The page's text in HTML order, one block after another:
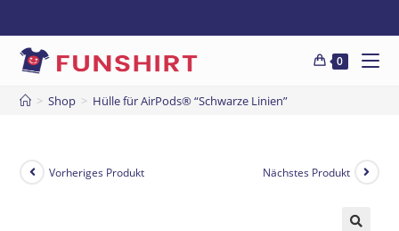
0
> Shop > Hülle für AirPods® “Schwarze Linien”
Vorheriges Produkt Nächstes Produkt